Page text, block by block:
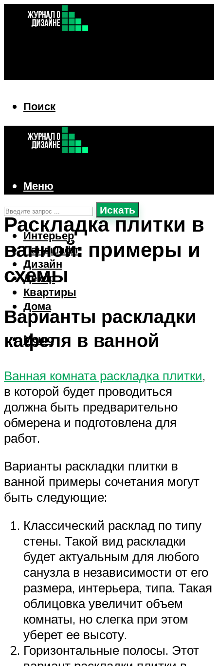
Поиск
Искать
Интерьер
Ландшафт
Дизайн
Декор
Квартиры
Дома
Меню
Меню
Раскладка плитки в
ванной: примеры и
схемы
Варианты раскладки
кафеля в ванной
Ванная комната раскладка плитки,
в которой будет проводиться
должна быть предварительно
обмерена и подготовлена для
работ.
Варианты раскладки плитки в
ванной примеры сочетания могут
быть следующие:
Классический расклад по типу
стены. Такой вид раскладки
будет актуальным для любого
санузла в независимости от его
размера, интерьера, типа. Такая
облицовка увеличит объем
комнаты, но слегка при этом
уберет ее высоту.
Горизонтальные полосы. Этот